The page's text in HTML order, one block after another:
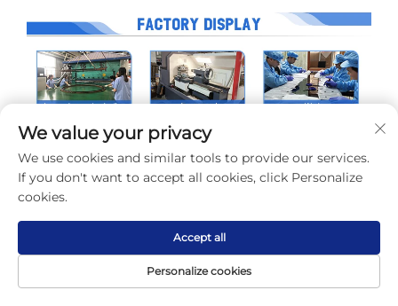
Page
Produit À propos Contact
We value your privacy
We use cookies and similar tools to provide our services.
If you don't want to accept all cookies, click Personalize
cookies.
Personalize cookies
Accept all